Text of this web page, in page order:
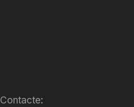
Contacte: